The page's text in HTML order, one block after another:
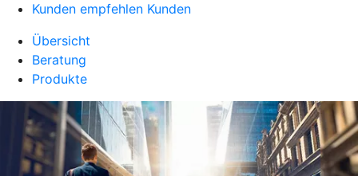
Kunden empfehlen Kunden
Übersicht
Beratung
Produkte